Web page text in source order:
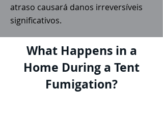
atraso causará danos irreversíveis
significativos.
What Happens in a
Home During a Tent
Fumigation?